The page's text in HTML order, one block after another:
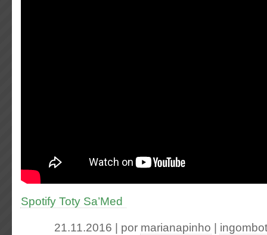
Spotify Toty Sa’Med
21.11.2016 | por marianapinho